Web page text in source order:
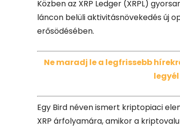
Közben az XRP Ledger (XRPL)
láncon belüli aktivitásnövekedés új
erősödésében.
Ne maradj le a legfrissebb
Egy Bird néven ismert kriptopiaci
XRP árfolyamára, amikor a